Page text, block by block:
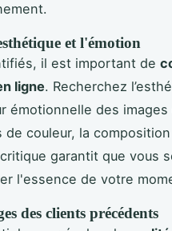
et l'émotion
il est important de
ligne. Recherchez
émotionnelle des
couleur, la
garantit que vous
l'essence de votre
des clients précédents